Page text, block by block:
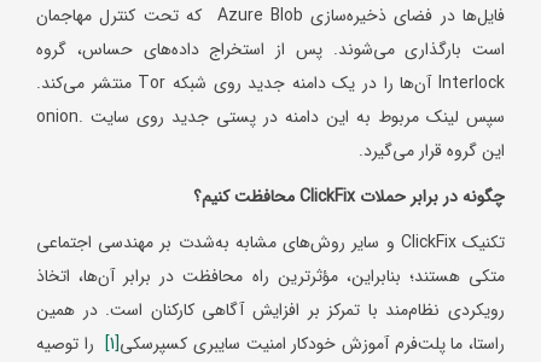
فایل‌ها در فضای ذخیره‌سازی Azure Blob که تحت کنترل مهاجمان
است بارگذاری می‌شوند. پس از استخراج داده‌های حساس، گروه
Interlock آن‌ها را در یک دامنه جدید روی شبکه Tor منتشر می‌کند.
سپس لینک مربوط به این دامنه در پستی جدید روی سایت .onion
این گروه قرار می‌گیرد.
چگونه در برابر حملاتClickFix
محافظت کنیم؟
تکنیک ClickFix و سایر روش‌های مشابه به‌شدت بر مهندسی اجتماعی
متکی هستند؛ بنابراین، مؤثرترین راه محافظت در برابر آن‌ها، اتخاذ
رویکردی نظام‌مند با تمرکز بر افزایش آگاهی کارکنان است. در همین
راستا، ما پلت‌فرم آموزش خودکار امنیت سایبری کسپرسکی[1] را توصیه